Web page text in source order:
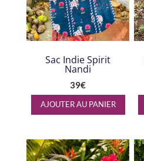
Sac Indie Spirit
Nandi
39€
AJOUTER AU PANIER